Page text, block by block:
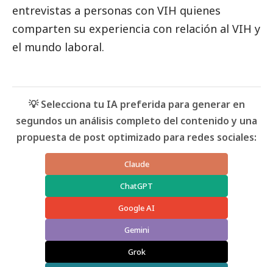
entrevistas a personas con VIH quienes
comparten su experiencia con relación al VIH y
el mundo laboral.
💡 Selecciona tu IA preferida para generar en
segundos un análisis completo del contenido y una
propuesta de post optimizado para redes sociales:
Claude
ChatGPT
Google AI
Gemini
Grok